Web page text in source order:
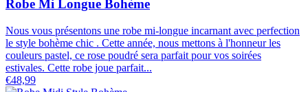
Robe Mi Longue Bohème
Nous vous présentons une robe mi-longue incarnant avec perfection
le style bohème chic . Cette année, nous mettons à l'honneur les
couleurs pastel, ce rose poudré sera parfait pour vos soirées
estivales. Cette robe joue parfait...
€48,99